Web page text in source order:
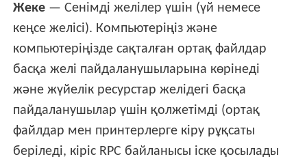
Жеке — Сенімді желілер үшін (үй немесе
кеңсе желісі). Компьютеріңіз және
компьютеріңізде сақталған ортақ файлдар
басқа желі пайдаланушыларына көрінеді
және жүйелік ресурстар желідегі басқа
пайдаланушылар үшін қолжетімді (ортақ
файлдар мен принтерлерге кіру рұқсаты
беріледі, кіріс RPC байланысы іске қосылады